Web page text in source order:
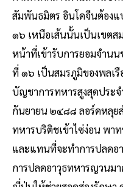
สัมพันธมิตร อินโดจีนต้อง
๑๖ เหนือเส้นนั้นเป็นเขต
หน้าที่เข้ารับการยอมจำน
ที่ ๑๖ เป็นสมรภูมิของพลเ
บัญชาการทหารสูงสุดประจ
กันยายน ๒๔๘๘ ลอร์ดหลุย
ทหารบริติชเข้าไซ่ง่อน พา
และแทนที่จะทำการปลดอ
การปลดอาวุธทหารญวนม